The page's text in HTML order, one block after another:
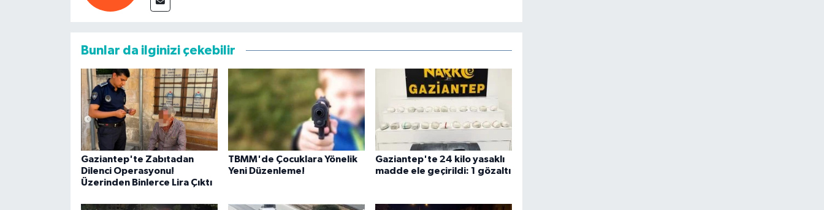
Bunlar da ilginizi çekebilir
Gaziantep'te Zabıtadan
Dilenci Operasyonu!
Üzerinden Binlerce Lira Çıktı
TBMM'de Çocuklara Yönelik
Yeni Düzenleme!
Gaziantep'te 24 kilo yasaklı
madde ele geçirildi: 1 gözaltı